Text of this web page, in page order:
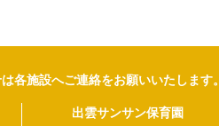
各施設へご連絡をお願いいたします。
出雲サンサン保育園